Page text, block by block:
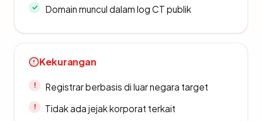
Domain muncul dalam log CT publik
Kekurangan
Registrar berbasis di luar negara target
Tidak ada jejak korporat terkait